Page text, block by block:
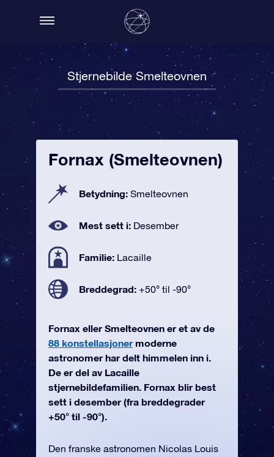
Stjernebilde Smelteovnen
Fornax (Smelteovnen)
Betydning: Smelteovnen
Mest sett i: Desember
Familie: Lacaille
Breddegrad: +50° til -90°
Fornax eller Smelteovnen er et av de
88 konstellasjonermoderne
astronomer har delt himmelen inn i.
De er del av Lacaille
stjernebildefamilien. Fornax blir best
sett i desember (fra breddegrader
+50° til -90°).
Den franske astronomen Nicolas Louis